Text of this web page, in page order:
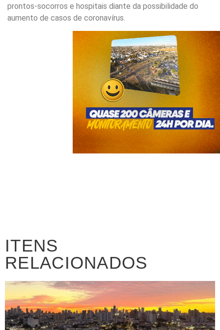
prontos-socorros e hospitais diante da possibilidade do
aumento de casos de coronavírus.
ITENS
RELACIONADOS